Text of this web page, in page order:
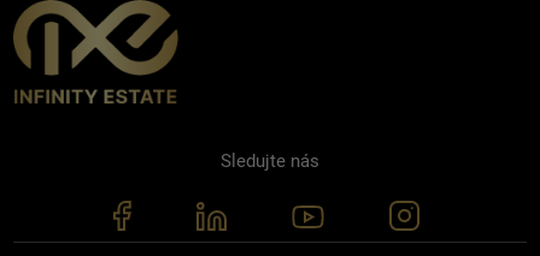
Sledujte nás